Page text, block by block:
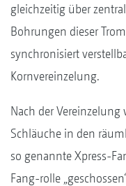
gleichzeitig über
Bohrungen dieser
synchronisiert
Kornvereinzelung.
Nach der
Schläuche in den
so genannte Xpress-
Fang-rolle